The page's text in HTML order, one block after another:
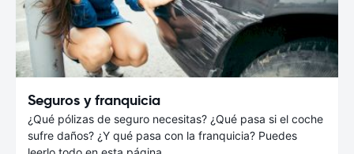
Seguros y franquicia
¿Qué pólizas de seguro necesitas? ¿Qué pasa si el coche
sufre daños? ¿Y qué pasa con la franquicia? Puedes